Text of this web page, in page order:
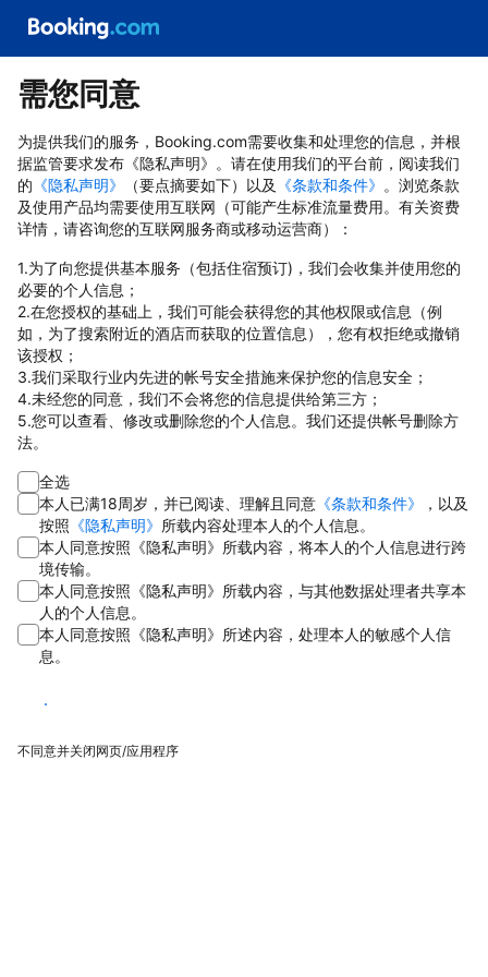
需您同意
为提供我们的服务，Booking.com需要收集和处理您的信息，并根
据监管要求发布《隐私声明》。请在使用我们的平台前，阅读我们
的 《隐私声明》 （要点摘要如下）以及 《条款和条件》 。浏览条款
及使用产品均需要使用互联网（可能产生标准流量费用。有关资费
详情，请咨询您的互联网服务商或移动运营商）：
1.为了向您提供基本服务（包括住宿预订)，我们会收集并使用您的
必要的个人信息；
2.在您授权的基础上，我们可能会获得您的其他权限或信息（例
如，为了搜索附近的酒店而获取的位置信息），您有权拒绝或撤销
该授权；
3.我们采取行业内先进的帐号安全措施来保护您的信息安全；
4.未经您的同意，我们不会将您的信息提供给第三方；
5.您可以查看、修改或删除您的个人信息。我们还提供帐号删除方
法。
全选
本人已满18周岁，并已阅读、理解且同意 《条款和条件》
，以及
按照 《隐私声明》 所载内容处理本人的个人信息。
本人同意按照《隐私声明》所载内容，将本人的个人信息进行跨
境传输。
本人同意按照《隐私声明》所载内容，与其他数据处理者共享本
人的个人信息。
本人同意按照《隐私声明》所述内容，处理本人的敏感个人信
息。
同意
不同意并关闭网页/应用程序